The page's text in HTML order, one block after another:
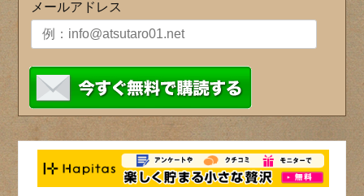
メールアドレス